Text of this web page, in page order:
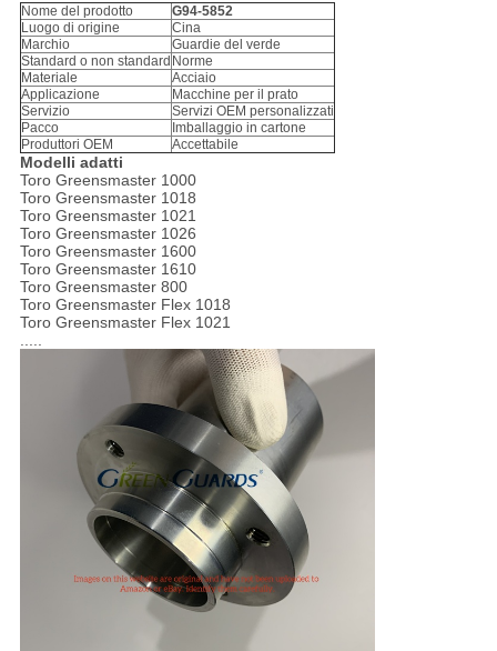
Nome del prodotto
G94-5852
Luogo di origine
Cina
Marchio
Guardie del verde
Standard o non standard Norme
Materiale
Acciaio
Applicazione
Macchine per il prato
Servizio
Servizi OEM personalizzati
Pacco
Imballaggio in cartone
Produttori OEM
Accettabile
Modelli adatti
Toro Greensmaster 1000
Toro Greensmaster 1018
Toro Greensmaster 1021
Toro Greensmaster 1026
Toro Greensmaster 1600
Toro Greensmaster 1610
Toro Greensmaster 800
Toro Greensmaster Flex 1018
Toro Greensmaster Flex 1021
.....